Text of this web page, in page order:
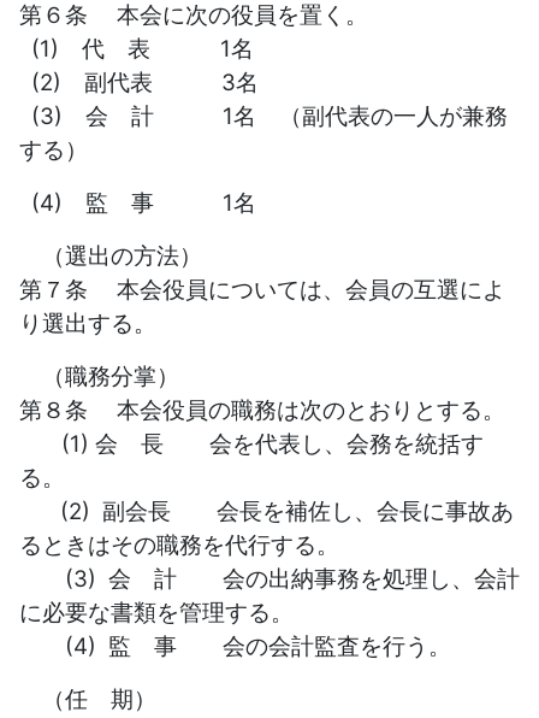
第６条 本会に次の役員を置く。
(1) 代 表 1名
(2) 副代表 3名
(3) 会 計 1名 （副代表の一人が兼務
する）
(4) 監 事 1名
（選出の方法）
第７条 本会役員については、会員の互選によ
り選出する。
（職務分掌）
第８条 本会役員の職務は次のとおりとする。
(1) 会 長 会を代表し、会務を統括す
る。
(2) 副会長 会長を補佐し、会長に事故あ
るときはその職務を代行する。
(3) 会 計 会の出納事務を処理し、会計
に必要な書類を管理する。
(4) 監 事 会の会計監査を行う。
（任 期）